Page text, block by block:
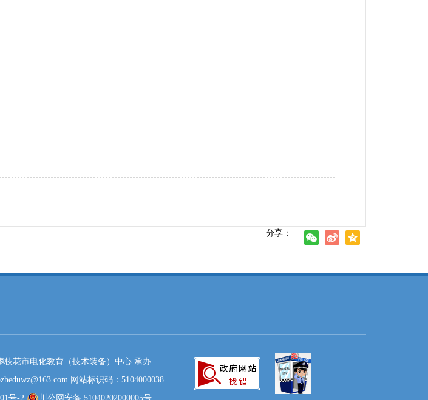
分享：
枝花市电化教育（技术装备）中心 承办
网站标识码：5104000038
号-2
川公网安备 51040202000005号